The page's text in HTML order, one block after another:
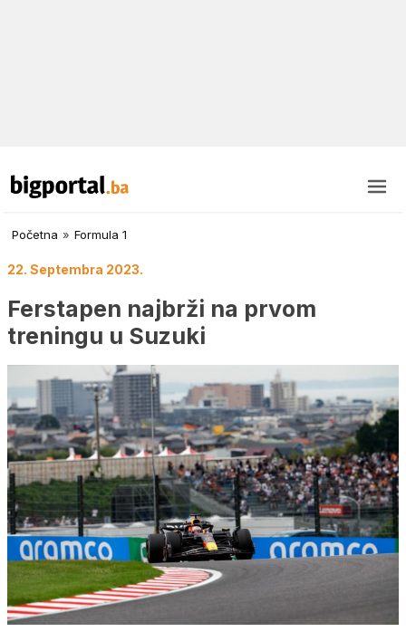
Početna » Formula 1
22. Septembra 2023.
Ferstapen najbrži na prvom
treningu u Suzuki